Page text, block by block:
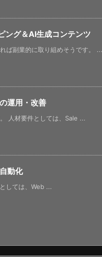
ング＆AI生成コンテンツ
ば副業的に取り組めそうです。 ...
運用・改善
人材要件としては、Sale ...
動化
しては、Web ...